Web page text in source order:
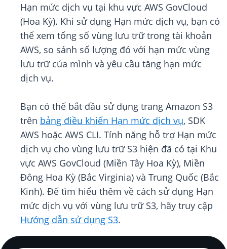
Hạn mức dịch vụ tại khu vực AWS GovCloud
(Hoa Kỳ). Khi sử dụng Hạn mức dịch vụ, bạn có
thể xem tổng số vùng lưu trữ trong tài khoản
AWS, so sánh số lượng đó với hạn mức vùng
lưu trữ của mình và yêu cầu tăng hạn mức
dịch vụ.
Bạn có thể bắt đầu sử dụng trang Amazon S3
trên bảng điều khiển Hạn mức dịch vụ, SDK
AWS hoặc AWS CLI. Tính năng hỗ trợ Hạn mức
dịch vụ cho vùng lưu trữ S3 hiện đã có tại Khu
vực AWS GovCloud (Miền Tây Hoa Kỳ), Miền
Đông Hoa Kỳ (Bắc Virginia) và Trung Quốc (Bắc
Kinh). Để tìm hiểu thêm về cách sử dụng Hạn
mức dịch vụ với vùng lưu trữ S3, hãy truy cập
Hướng dẫn sử dụng S3.